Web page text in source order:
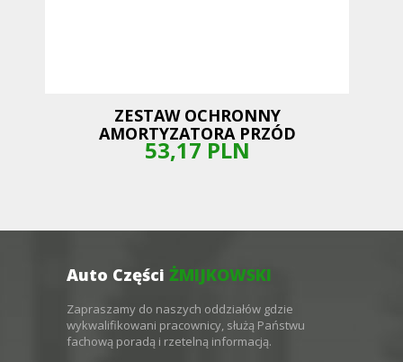
ZESTAW OCHRONNY
AMORTYZATORA PRZÓD
53,17 PLN
Auto Części ŻMIJKOWSKI
Zapraszamy do naszych oddziałów gdzie
wykwalifikowani pracownicy, służą Państwu
fachową poradą i rzetelną informacją.